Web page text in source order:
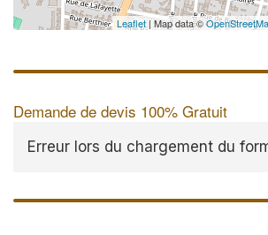
Leaflet | Map data ©
Demande de devis 100% Gratuit
Erreur lors du chargement du